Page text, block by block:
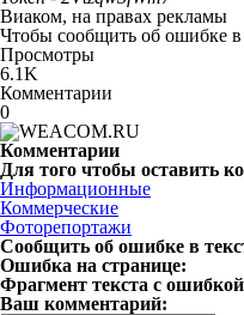
Виаком, на правах рекламы
Чтобы сообщить об ошибке в
Просмотры
6.1K
Комментарии
0
Комментарии
Для того чтобы оставить
Информационные
Коммерческие
Фоторепортажи
Сообщить об ошибке в
Ошибка на странице:
Фрагмент текста с
Ваш комментарий: